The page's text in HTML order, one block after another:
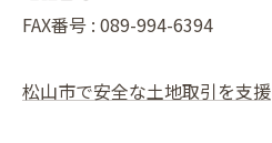
FAX番号 : 089-994-6394
松山市で安全な土地取引を支援